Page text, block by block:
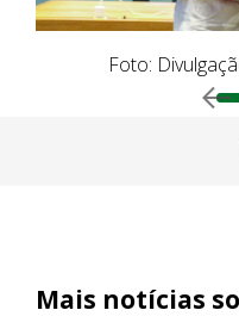
Foto:
Mais notícias